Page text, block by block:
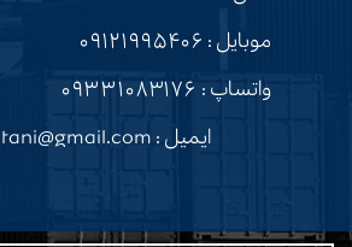
موبایل : ۰۹۱۲۱۹۹۵۴۰۶
واتساپ : ۰۹۳۳۱۰۸۳۱۷۶
ایمیل : soltani.trd.soltani@gmail.com